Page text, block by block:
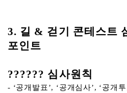
3. 길 & 걷기 콘테스트
포인트
?????? 심사원칙
- ‘공개발표’, ‘공개심사’, ‘공개투